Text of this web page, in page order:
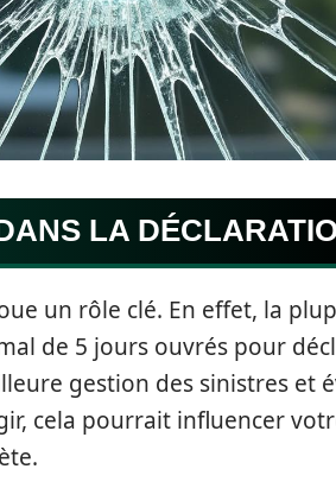
LA
un rôle clé. En effet, la
de 5 jours ouvrés pour
gestion des sinistres et
cela pourrait influencer